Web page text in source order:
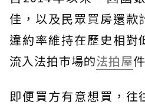
佳，以及民眾買房還款
違約率維持在歷史相對
流入法拍市場的法拍屋
即便買方有意想買，往